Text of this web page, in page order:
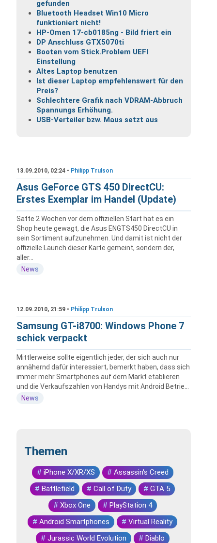
gefunden
Bluetooth Headset Win10 Micro
funktioniert nicht!
HP-Omen 17-cb0185ng - Bild friert ein
DP Anschluss GTX5070ti
Booten vom Stick.Problem UEFI
Einstellung
Altes Laptop benutzen
Ist dieser Laptop empfehlenswert für den
Preis?
Schlechtere Grafik nach VDRAM-Abbruch
Spannungs Erhöhung.
USB-Verteiler bzw. Maus setzt aus
13.09.2010, 02:24 • Philipp Trulson
Asus GeForce GTS 450 DirectCU:
Erstes Exemplar im Handel (Update)
Satte 2 Wochen vor dem offiziellen Start hat es ein
Shop heute gewagt, die Asus ENGTS450 DirectCU in
sein Sortiment aufzunehmen. Und damit ist nicht der
offizielle Launch dieser Karte gemeint, sondern der,
aller...
News
12.09.2010, 21:59 • Philipp Trulson
Samsung GT-i8700: Windows Phone 7
schick verpackt
Mittlerweise sollte eigentlich jeder, der sich auch nur
annähernd dafür interessiert, bemerkt haben, dass sich
immer mehr Smartphones auf dem Markt etablieren
und die Verkaufszahlen von Handys mit Android Betrie...
News
Themen
# iPhone X/XR/XS # Assassin's Creed
# Battlefield # Call of Duty # GTA 5
# Xbox One # PlayStation 4
# Android Smartphones # Virtual Reality
# Jurassic World Evolution # Diablo